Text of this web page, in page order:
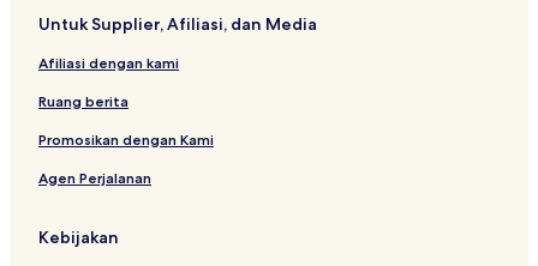
Untuk Supplier, Afiliasi, dan Media
Afiliasi dengan kami
Ruang berita
Promosikan dengan Kami
Agen Perjalanan
Kebijakan